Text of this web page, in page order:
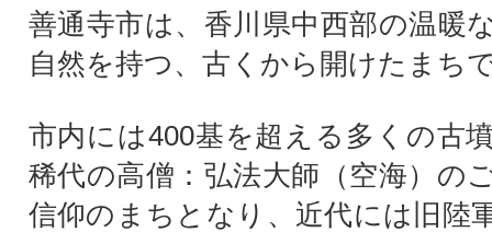
善通寺市は、香川県中西部の温暖
自然を持つ、古くから開けたまち
市内には400基を超える多くの古
稀代の高僧：弘法大師（空海）の
信仰のまちとなり、近代には旧陸